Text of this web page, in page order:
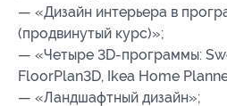
— «Дизайн интерьера в
(продвинутый курс)»;
— «Четыре 3D-программы:
FloorPlan3D, Ikea Home
— «Ландшафтный дизайн»;